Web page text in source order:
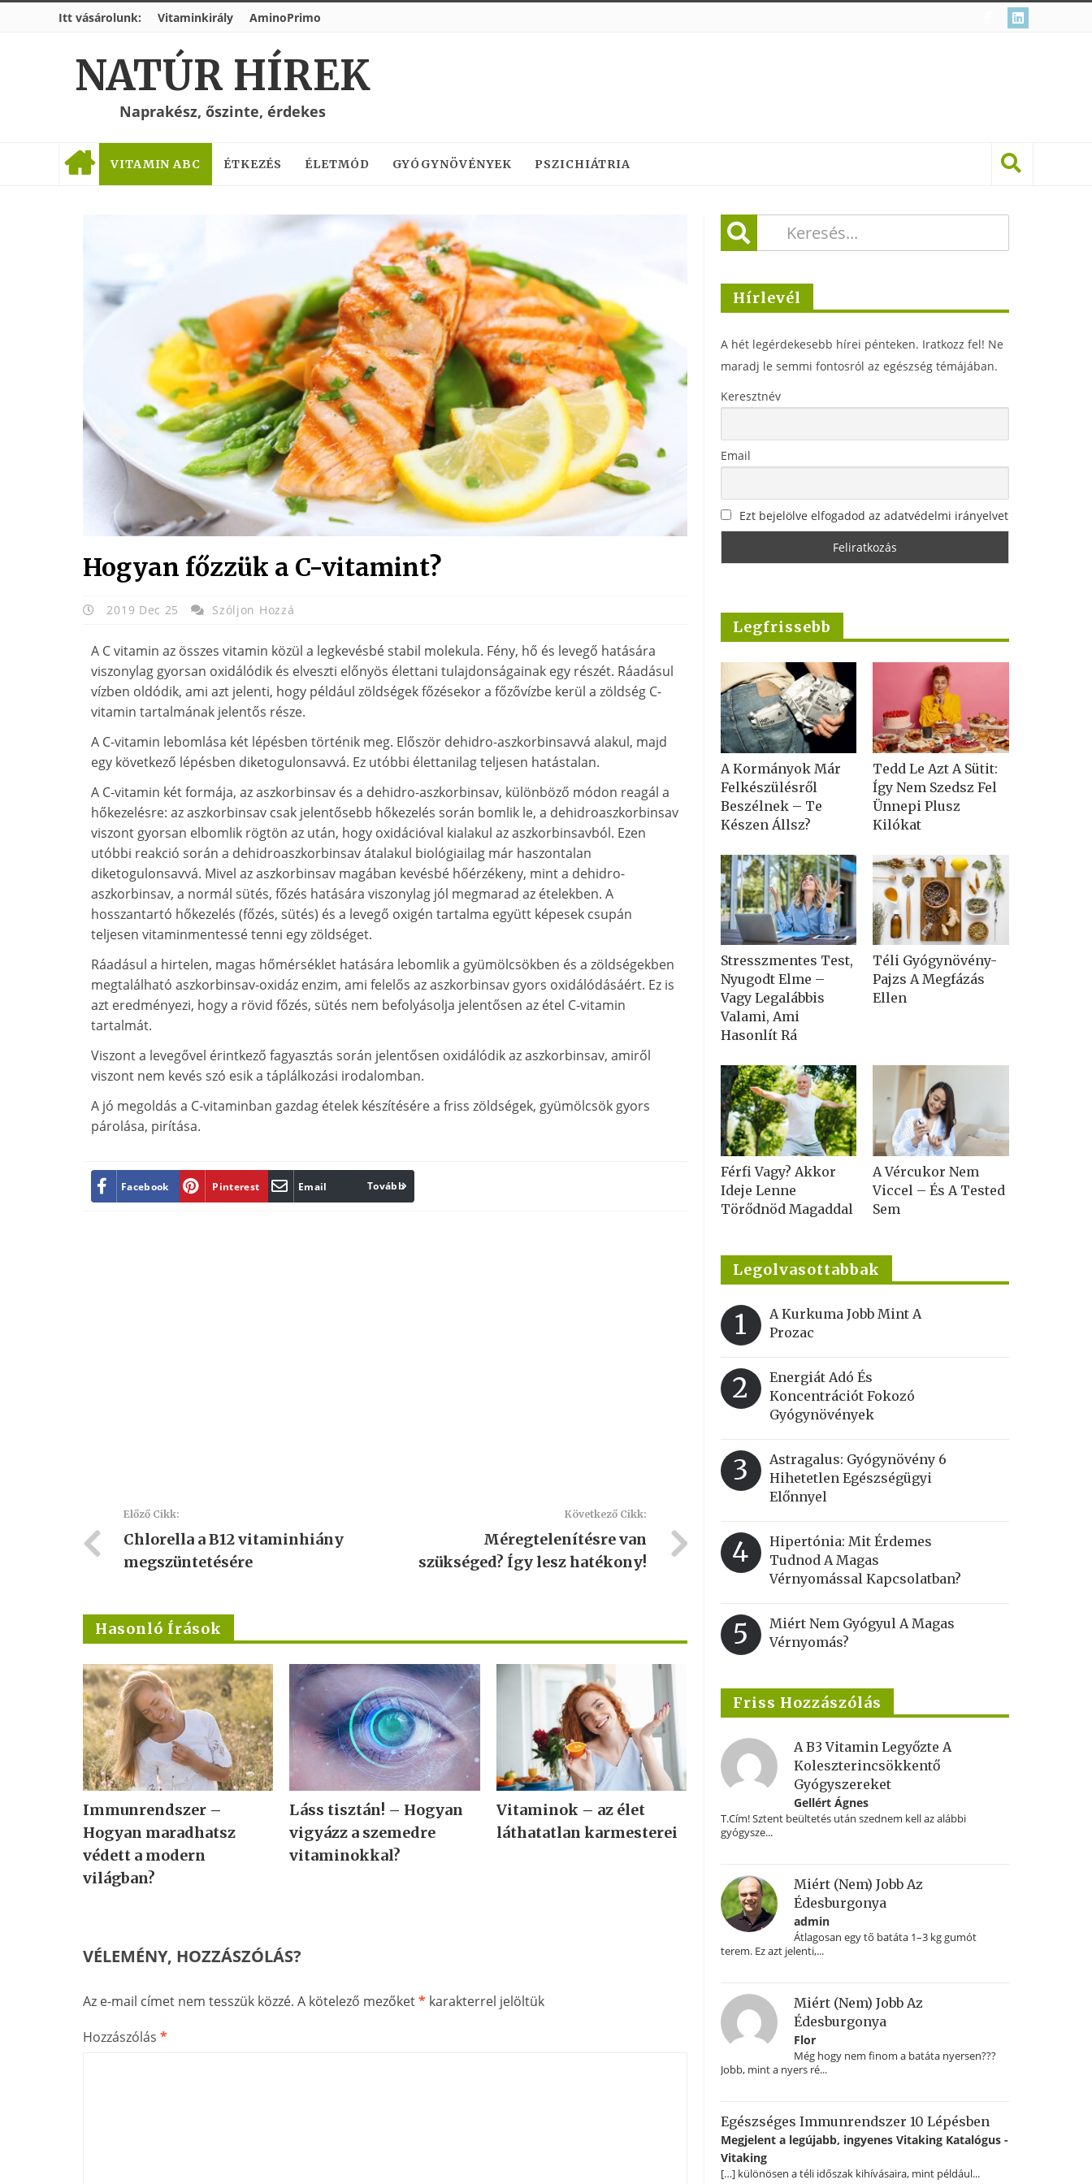
Itt vásárolunk: Vitaminkirály AminoPrimo
NATÚR HÍREK
Naprakész, őszinte, érdekes
VITAMIN ABC ÉTKEZÉS ÉLETMÓD GYÓGYNÖVÉNYEK PSZICHIÁTRIA
Hogyan főzzük a C-vitamint?
2019 Dec 25 Szóljon Hozzá
A C vitamin az összes vitamin közül a legkevésbé stabil molekula. Fény, hő és levegő hatására
viszonylag gyorsan oxidálódik és elveszti előnyös élettani tulajdonságainak egy részét. Ráadásul
vízben oldódik, ami azt jelenti, hogy például zöldségek főzésekor a főzővízbe kerül a zöldség C-
vitamin tartalmának jelentős része.
A C-vitamin lebomlása két lépésben történik meg. Először dehidro-aszkorbinsavvá alakul, majd
egy következő lépésben diketogulonsavvá. Ez utóbbi élettanilag teljesen hatástalan.
A C-vitamin két formája, az aszkorbinsav és a dehidro-aszkorbinsav, különböző módon reagál a
hőkezelésre: az aszkorbinsav csak jelentősebb hőkezelés során bomlik le, a dehidroaszkorbinsav
viszont gyorsan elbomlik rögtön az után, hogy oxidációval kialakul az aszkorbinsavból. Ezen
utóbbi reakció során a dehidroaszkorbinsav átalakul biológiailag már haszontalan
diketogulonsavvá. Mivel az aszkorbinsav magában kevésbé hőérzékeny, mint a dehidro-
aszkorbinsav, a normál sütés, főzés hatására viszonylag jól megmarad az ételekben. A
hosszantartó hőkezelés (főzés, sütés) és a levegő oxigén tartalma együtt képesek csupán
teljesen vitaminmentessé tenni egy zöldséget.
Ráadásul a hirtelen, magas hőmérséklet hatására lebomlik a gyümölcsökben és a zöldségekben
megtalálható aszkorbinsav-oxidáz enzim, ami felelős az aszkorbinsav gyors oxidálódásáért. Ez is
azt eredményezi, hogy a rövid főzés, sütés nem befolyásolja jelentősen az étel C-vitamin
tartalmát.
Viszont a levegővel érintkező fagyasztás során jelentősen oxidálódik az aszkorbinsav, amiről
viszont nem kevés szó esik a táplálkozási irodalomban.
A jó megoldás a C-vitaminban gazdag ételek készítésére a friss zöldségek, gyümölcsök gyors
párolása, pirítása.
Facebook Pinterest Email Print
Tovább
Előző Cikk:
Chlorella a B12 vitaminhiány
megszüntetésére
Következő Cikk:
Méregtelenítésre van
szükséged? Így lesz hatékony!
Hasonló Írások
Immunrendszer –
Hogyan maradhatsz
védett a modern
világban?
Láss tisztán! – Hogyan
vigyázz a szemedre
vitaminokkal?
Vitaminok – az élet
láthatatlan karmesterei
VÉLEMÉNY, HOZZÁSZÓLÁS?
Az e-mail címet nem tesszük közzé. A kötelező mezőket* karakterrel jelöltük
Hozzászólás *
Hírlevél
A hét legérdekesebb hírei pénteken. Iratkozz fel! Ne
maradj le semmi fontosról az egészség témájában.
Keresztnév
Email
Ezt bejelölve elfogadod az adatvédelmi irányelvet
Legfrissebb
A Kormányok Már
Felkészülésről
Beszélnek – Te
Készen Állsz?
Tedd Le Azt A Sütit:
Így Nem Szedsz Fel
Ünnepi Plusz
Kilókat
Stresszmentes Test,
Nyugodt Elme –
Vagy Legalábbis
Valami, Ami
Hasonlít Rá
Téli Gyógynövény-
Pajzs A Megfázás
Ellen
Férfi Vagy? Akkor
Ideje Lenne
Törődnöd Magaddal
A Vércukor Nem
Viccel – És A Tested
Sem
Legolvasottabbak
1
A Kurkuma Jobb Mint A
Prozac
2
Energiát Adó És
Koncentrációt Fokozó
Gyógynövények
3
Astragalus: Gyógynövény 6
Hihetetlen Egészségügyi
Előnnyel
4
Hipertónia: Mit Érdemes
Tudnod A Magas
Vérnyomással Kapcsolatban?
5
Miért Nem Gyógyul A Magas
Vérnyomás?
Friss Hozzászólás
A B3 Vitamin Legyőzte A
Koleszterincsökkentő
Gyógyszereket
Gellért Ágnes
T.Cím! Sztent beültetés után szednem kell az alábbi
gyógysze...
Miért (nem) Jobb Az
Édesburgonya
admin
Átlagosan egy tő batáta 1–3 kg gumót
terem. Ez azt jelenti,...
Miért (nem) Jobb Az
Édesburgonya
Flor
Még hogy nem finom a batáta nyersen???
Jobb, mint a nyers ré...
Egészséges Immunrendszer 10 Lépésben
Megjelent a legújabb, ingyenes Vitaking Katalógus -
Vitaking
[…] különösen a téli időszak kihívásaira, mint például...